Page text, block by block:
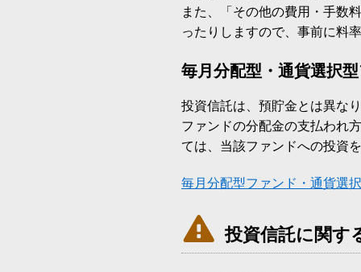
また、「その他の費用・手数
ったりしますので、事前に料
毎月分配型・通貨選択
投資信託は、預貯金とは異な
ファンドの分配金の支払われ
ては、当該ファンドへの投資
毎月分配型ファンド・通貨選
 投資信託に関す